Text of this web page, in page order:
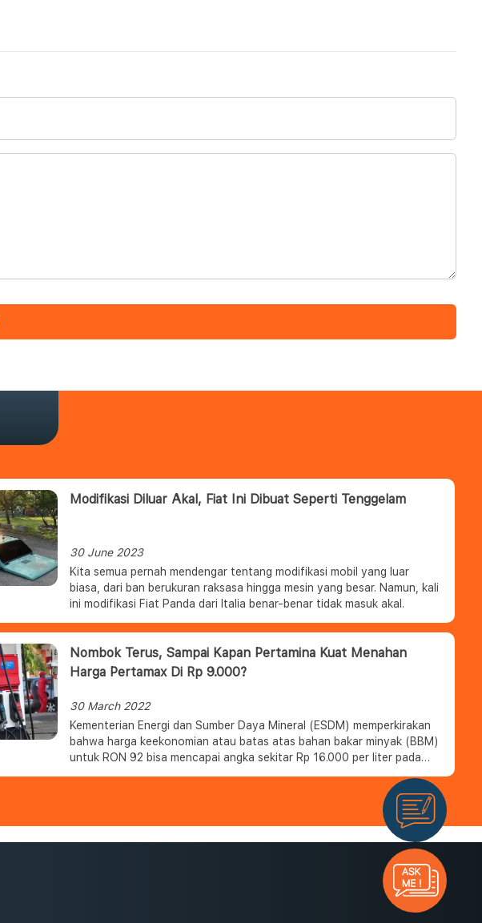
Modifikasi Diluar Akal, Fiat Ini Dibuat Seperti Tenggelam
30 June 2023
Kita semua pernah mendengar tentang modifikasi mobil yang luar
biasa, dari ban berukuran raksasa hingga mesin yang besar. Namun, kali
ini modifikasi Fiat Panda dari Italia benar-benar tidak masuk akal.
Nombok Terus, Sampai Kapan Pertamina Kuat Menahan
Harga Pertamax Di Rp 9.000?
30 March 2022
Kementerian Energi dan Sumber Daya Mineral (ESDM) memperkirakan
bahwa harga keekonomian atau batas atas bahan bakar minyak (BBM)
untuk RON 92 bisa mencapai angka sekitar Rp 16.000 per liter pada
Energy Watch Mamit Setiawan menjelaskan bahwa sepanjang tahun
2021 Pertamina harus menanggung selisih harga di kisaran Rp 2.500-
3.000 per liter imbas tidak menyesuaikan harga dengan biaya
operasional dan minyak dunia. Maka opsi kenaikan adalah hal yang